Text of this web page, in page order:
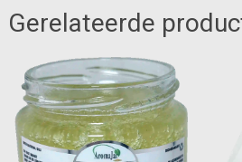
Gerelateerde